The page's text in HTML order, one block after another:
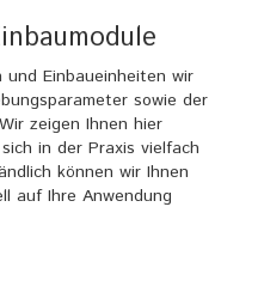
und Einbaueinheiten wir
sowie der
zeigen Ihnen hier
in der Praxis vielfach
können wir Ihnen
auf Ihre Anwendung